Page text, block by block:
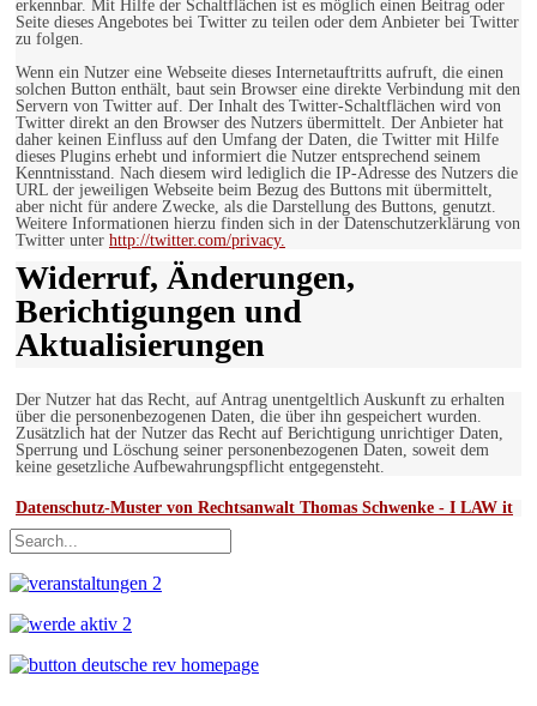
erkennbar. Mit Hilfe der Schaltflächen ist es möglich einen Beitrag oder
Seite dieses Angebotes bei Twitter zu teilen oder dem Anbieter bei Twitter
zu folgen.
Wenn ein Nutzer eine Webseite dieses Internetauftritts aufruft, die einen
solchen Button enthält, baut sein Browser eine direkte Verbindung mit den
Servern von Twitter auf. Der Inhalt des Twitter-Schaltflächen wird von
Twitter direkt an den Browser des Nutzers übermittelt. Der Anbieter hat
daher keinen Einfluss auf den Umfang der Daten, die Twitter mit Hilfe
dieses Plugins erhebt und informiert die Nutzer entsprechend seinem
Kenntnisstand. Nach diesem wird lediglich die IP-Adresse des Nutzers die
URL der jeweiligen Webseite beim Bezug des Buttons mit übermittelt,
aber nicht für andere Zwecke, als die Darstellung des Buttons, genutzt.
Weitere Informationen hierzu finden sich in der Datenschutzerklärung von
Twitter unter http://twitter.com/privacy.
Widerruf, Änderungen,
Berichtigungen und
Aktualisierungen
Der Nutzer hat das Recht, auf Antrag unentgeltlich Auskunft zu erhalten
über die personenbezogenen Daten, die über ihn gespeichert wurden.
Zusätzlich hat der Nutzer das Recht auf Berichtigung unrichtiger Daten,
Sperrung und Löschung seiner personenbezogenen Daten, soweit dem
keine gesetzliche Aufbewahrungspflicht entgegensteht.
Datenschutz-Muster von Rechtsanwalt Thomas Schwenke - I LAW it